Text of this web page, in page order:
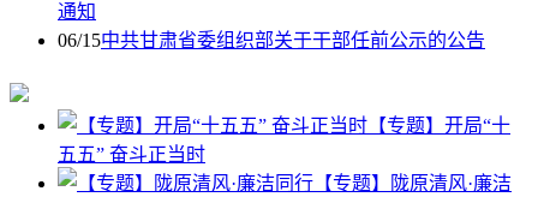
通知
06/15中共甘肃省委组织部关于干部任前公示的公告
【专题】开局“十
五五” 奋斗正当时
【专题】陇原清风·廉洁